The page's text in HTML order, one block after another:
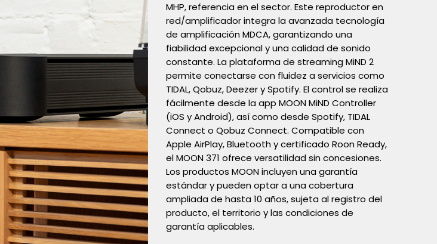
MHP, referencia en el sector. Este reproductor en
red/amplificador integra la avanzada tecnología
de amplificación MDCA, garantizando una
fiabilidad excepcional y una calidad de sonido
constante. La plataforma de streaming MiND 2
permite conectarse con fluidez a servicios como
TIDAL, Qobuz, Deezer y Spotify. El control se realiza
fácilmente desde la app MOON MiND Controller
(iOS y Android), así como desde Spotify, TIDAL
Connect o Qobuz Connect. Compatible con
Apple AirPlay, Bluetooth y certificado Roon Ready,
el MOON 371 ofrece versatilidad sin concesiones.
Los productos MOON incluyen una garantía
estándar y pueden optar a una cobertura
ampliada de hasta 10 años, sujeta al registro del
producto, el territorio y las condiciones de
garantía aplicables.